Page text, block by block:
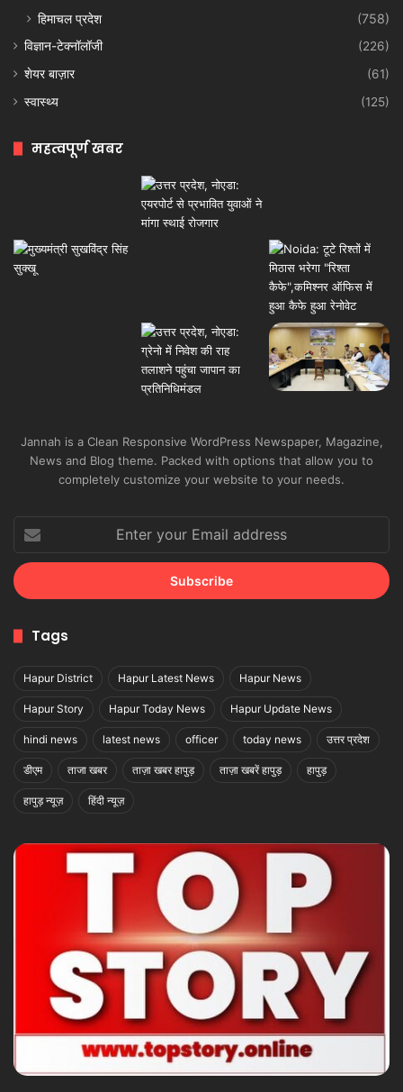
हिमाचल प्रदेश
(758)
विज्ञान-टेक्नॉलॉजी
(226)
शेयर बाज़ार
(61)
स्वास्थ्य
(125)
महत्वपूर्ण खबर
Jannah is a Clean Responsive WordPress Newspaper, Magazine,
News and Blog theme. Packed with options that allow you to
completely customize your website to your needs.
your
Email
address
Tags
Hapur District Hapur Latest News Hapur News
Hapur Story Hapur Today News Hapur Update News
hindi news latest news officer today news उत्तर प्रदेश
डीएम ताजा खबर ताज़ा खबर हापुड़ ताज़ा खबरें हापुड़ हापुड़
हापुड़ न्यूज़ हिंदी न्यूज़